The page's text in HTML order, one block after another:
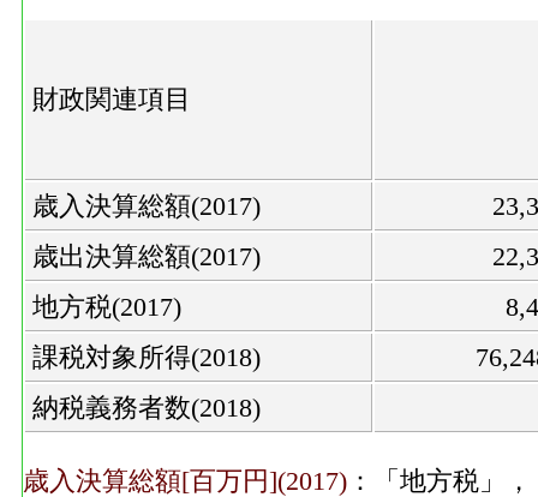
財政関連項目
歳入決算総額(2017)
歳出決算総額(2017)
地方税(2017)
課税対象所得(2018)
納税義務者数(2018)
歳入決算総額[百万円](2017) ：「地方税」